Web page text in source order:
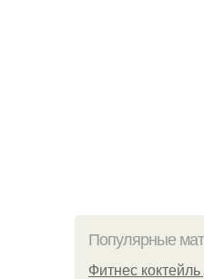
Популярные
Фитнес